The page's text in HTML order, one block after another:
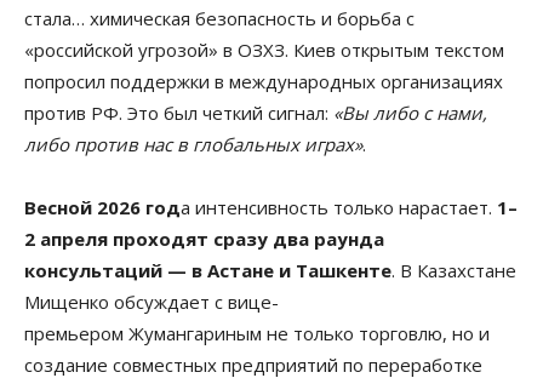
стала… химическая безопасность и борьба с
«российской угрозой» в ОЗХЗ. Киев открытым текстом
попросил поддержки в международных организациях
против РФ. Это был четкий сигнал: «Вы либо с нами,
либо против нас в глобальных играх».
Весной 2026 года интенсивность только нарастает. 1–
2 апреля проходят сразу два раунда
консультаций — в Астане и Ташкенте. В Казахстане
Мищенко обсуждает с вице-
премьером Жумангариным не только торговлю, но и
создание совместных предприятий по переработке